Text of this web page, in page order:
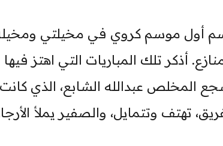
أول موسم كروي في مخيلتي
تعز" بلا منازع. أذكر تلك المباريات التي اهتز فيها
المخلص عبدالله الشابع، الذي كانت
تهتف وتتمايل، والصفير يملأ